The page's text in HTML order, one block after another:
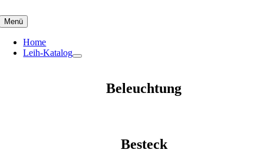
to
content
Menü
Home
Leih-Katalog
Beleuchtung
Besteck